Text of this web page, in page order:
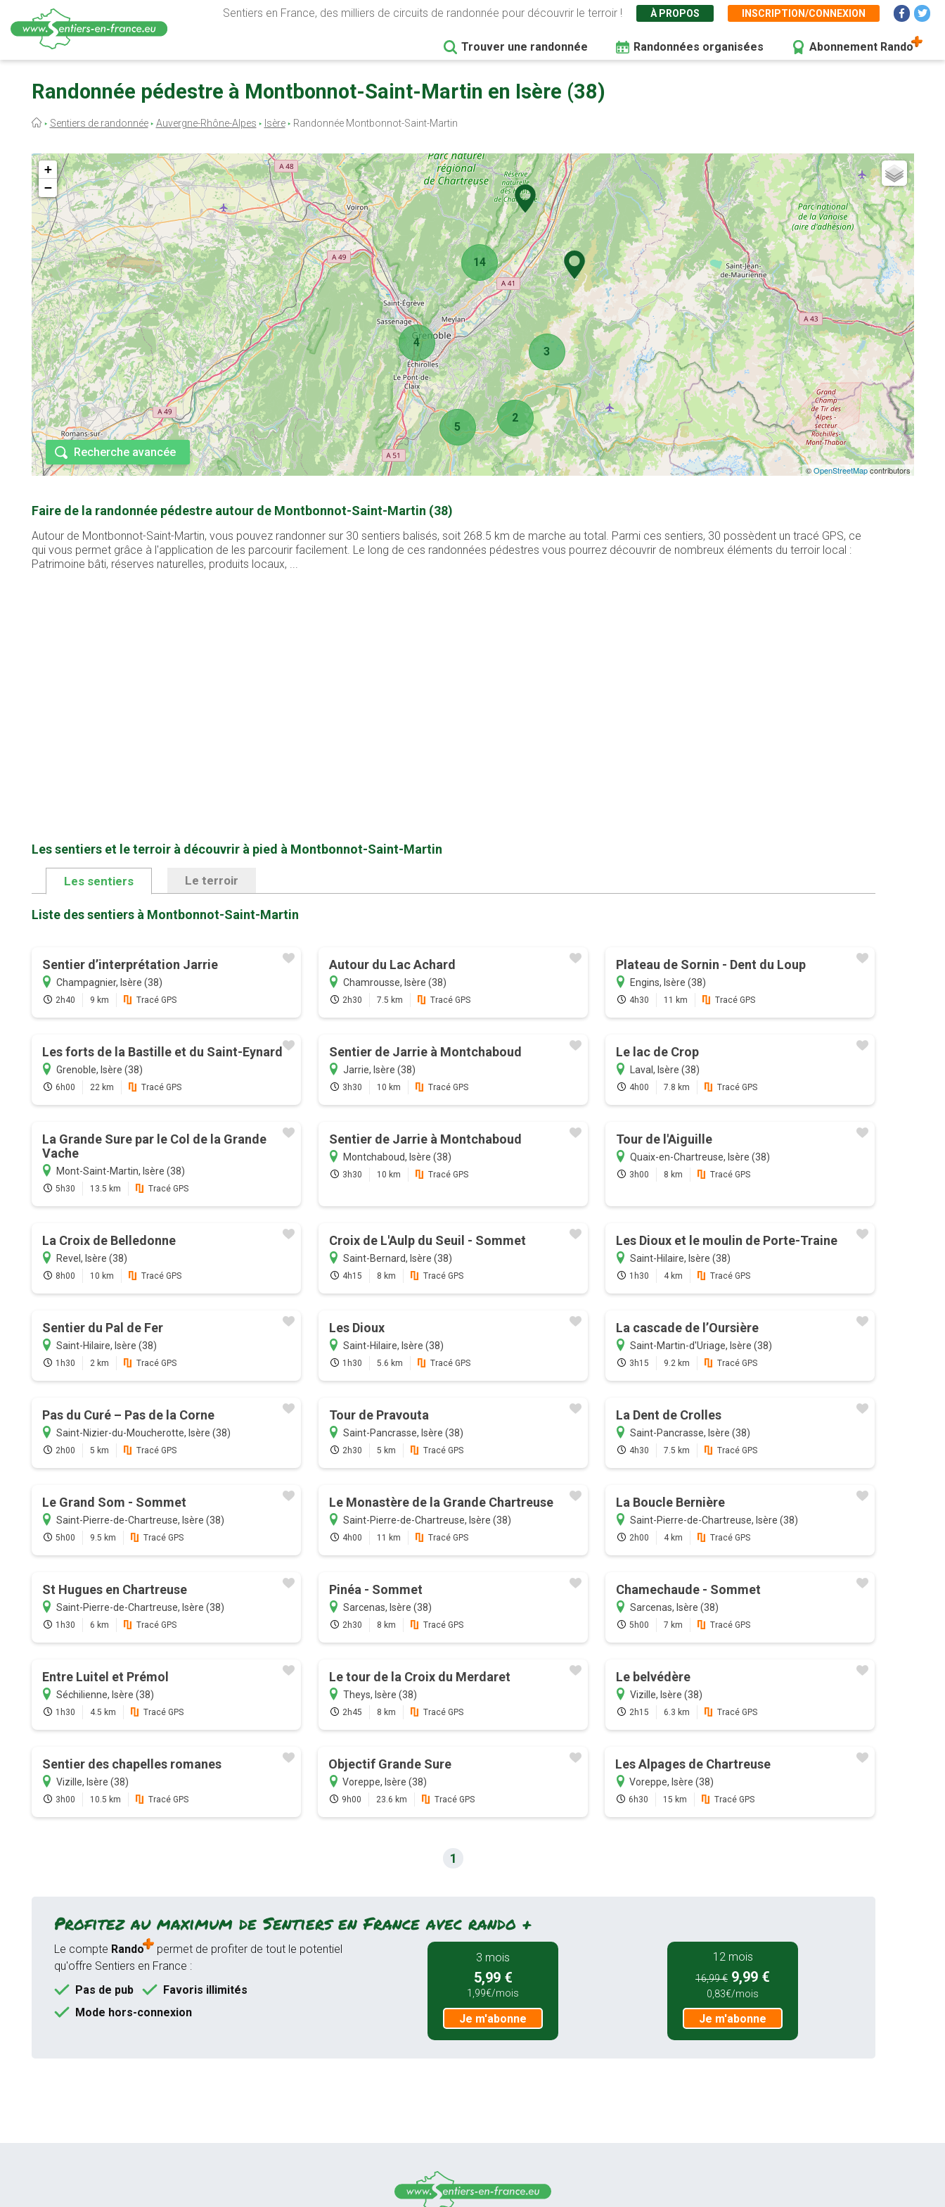
contenu
Sentiers en France, des milliers de circuits de randonnée pour découvrir le terroir ! À PROPOS INSCRIPTION/CONNEXION
Trouver une randonnée Randonnées organisées Abonnement Rando
Randonnée pédestre à Montbonnot-Saint-Martin en Isère (38)
Fil
Sentiers de randonnée Auvergne-Rhône-Alpes Isère Randonnée Montbonnot-Saint-Martin
5
2
3
14
4
+
−
©OpenStreetMapcontributors
Recherche avancée
Faire de la randonnée pédestre autour de Montbonnot-Saint-Martin (38)
Autour de Montbonnot-Saint-Martin, vous pouvez randonner sur 30 sentiers balisés, soit 268.5 km de marche au total. Parmi ces sentiers, 30 possèdent un tracé GPS, ce
qui vous permet grâce à l'application de les parcourir facilement. Le long de ces randonnées pédestres vous pourrez découvrir de nombreux éléments du terroir local :
Patrimoine bâti, réserves naturelles, produits locaux, ...
Les sentiers et le terroir à découvrir à pied à Montbonnot-Saint-Martin
Les sentiers Le terroir
Liste des sentiers à Montbonnot-Saint-Martin
Sentier d’interprétation Jarrie
Champagnier, Isère (38)
2h40 9 km Tracé GPS
Autour du Lac Achard
Chamrousse, Isère (38)
2h30 7.5 km Tracé GPS
Plateau de Sornin - Dent du Loup
Engins, Isère (38)
4h30 11 km Tracé GPS
Les forts de la Bastille et du Saint-Eynard
Grenoble, Isère (38)
6h00 22 km Tracé GPS
Sentier de Jarrie à Montchaboud
Jarrie, Isère (38)
3h30 10 km Tracé GPS
Le lac de Crop
Laval, Isère (38)
4h00 7.8 km Tracé GPS
La Grande Sure par le Col de la Grande
Vache
Mont-Saint-Martin, Isère (38)
5h30 13.5 km Tracé GPS
Sentier de Jarrie à Montchaboud
Montchaboud, Isère (38)
3h30 10 km Tracé GPS
Tour de l'Aiguille
Quaix-en-Chartreuse, Isère (38)
3h00 8 km Tracé GPS
La Croix de Belledonne
Revel, Isère (38)
8h00 10 km Tracé GPS
Croix de L'Aulp du Seuil - Sommet
Saint-Bernard, Isère (38)
4h15 8 km Tracé GPS
Les Dioux et le moulin de Porte-Traine
Saint-Hilaire, Isère (38)
1h30 4 km Tracé GPS
Sentier du Pal de Fer
Saint-Hilaire, Isère (38)
1h30 2 km Tracé GPS
Les Dioux
Saint-Hilaire, Isère (38)
1h30 5.6 km Tracé GPS
La cascade de l’Oursière
Saint-Martin-d'Uriage, Isère (38)
3h15 9.2 km Tracé GPS
Pas du Curé – Pas de la Corne
Saint-Nizier-du-Moucherotte, Isère (38)
2h00 5 km Tracé GPS
Tour de Pravouta
Saint-Pancrasse, Isère (38)
2h30 5 km Tracé GPS
La Dent de Crolles
Saint-Pancrasse, Isère (38)
4h30 7.5 km Tracé GPS
Le Grand Som - Sommet
Saint-Pierre-de-Chartreuse, Isère (38)
5h00 9.5 km Tracé GPS
Le Monastère de la Grande Chartreuse
Saint-Pierre-de-Chartreuse, Isère (38)
4h00 11 km Tracé GPS
La Boucle Bernière
Saint-Pierre-de-Chartreuse, Isère (38)
2h00 4 km Tracé GPS
St Hugues en Chartreuse
Saint-Pierre-de-Chartreuse, Isère (38)
1h30 6 km Tracé GPS
Pinéa - Sommet
Sarcenas, Isère (38)
2h30 8 km Tracé GPS
Chamechaude - Sommet
Sarcenas, Isère (38)
5h00 7 km Tracé GPS
Entre Luitel et Prémol
Séchilienne, Isère (38)
1h30 4.5 km Tracé GPS
Le tour de la Croix du Merdaret
Theys, Isère (38)
2h45 8 km Tracé GPS
Le belvédère
Vizille, Isère (38)
2h15 6.3 km Tracé GPS
Sentier des chapelles romanes
Vizille, Isère (38)
3h00 10.5 km Tracé GPS
Objectif Grande Sure
Voreppe, Isère (38)
9h00 23.6 km Tracé GPS
Les Alpages de Chartreuse
Voreppe, Isère (38)
6h30 15 km Tracé GPS
1
Profitez au maximum de Sentiers en France avec rando +
Le compte Rando
permet de profiter de tout le potentiel
qu'offre Sentiers en France :
Pas de pub
Favoris illimités
Mode hors-connexion
3 mois
5,99 €
1,99€/mois
Je m'abonne
12 mois
16,99 € 9,99 €
0,83€/mois
Je m'abonne